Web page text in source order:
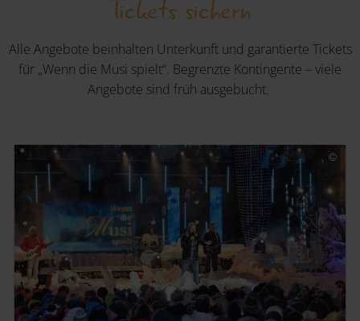
Tickets sichern
Alle Angebote beinhalten Unterkunft und garantierte Tickets
für „Wenn die Musi spielt“. Begrenzte Kontingente – viele
Angebote sind früh ausgebucht.